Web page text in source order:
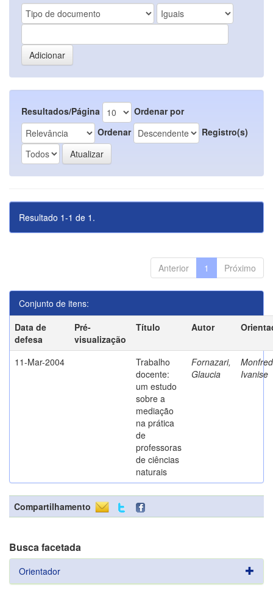
Resultados/Página
Ordenar por
Ordenar
Registro(s)
Resultado 1-1 de 1.
Anterior 1 Próximo
Conjunto de itens:
Data de
defesa
Pré-
visualização
Título Autor
11-Mar-2004
Trabalho
docente:
um estudo
sobre a
mediação
na prática
de
professoras
de ciências
naturais
Fornazari,
Glaucia
Ivanise
Compartilhamento
Busca facetada
Orientador